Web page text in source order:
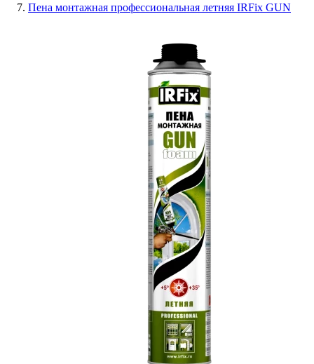
Пена монтажная профессиональная летняя IRFix GUN